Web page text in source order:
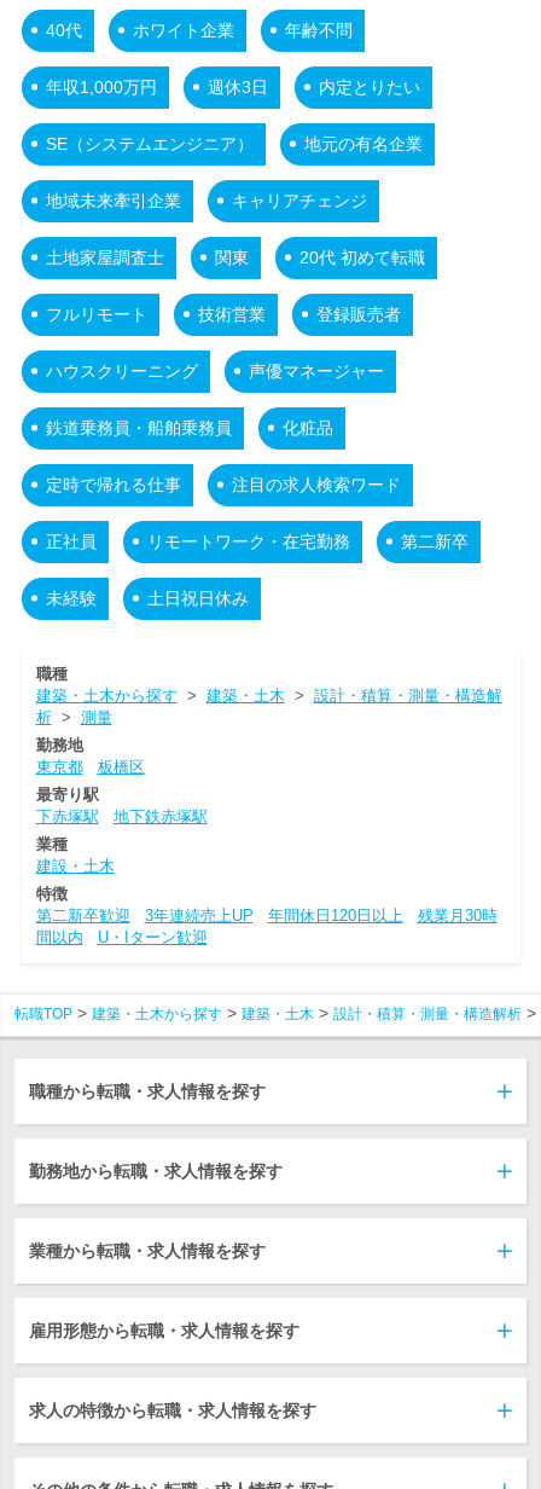
40代 ホワイト企業 年齢不問
年収1,000万円 週休3日 内定とりたい
SE（システムエンジニア） 地元の有名企業
地域未来牽引企業 キャリアチェンジ
土地家屋調査士 関東 20代 初めて転職
フルリモート 技術営業 登録販売者
ハウスクリーニング 声優マネージャー
鉄道乗務員・船舶乗務員 化粧品
定時で帰れる仕事 注目の求人検索ワード
正社員 リモートワーク・在宅勤務 第二新卒
未経験 土日祝日休み
職種
建築・土木から探す > 建築・土木 > 設計・積算・測量・構造解
析> 測量
勤務地
東京都
板橋区
最寄り駅
下赤塚駅
地下鉄赤塚駅
業種
建設・土木
特徴
第二新卒歓迎
3年連続売上UP 年間休日120日以上
残業月30時
間以内
U・Iターン歓迎
転職TOP 建築・土木から探す 建築・土木 設計・積算・測量・構造解析
職種から転職・求人情報を探す
勤務地から転職・求人情報を探す
業種から転職・求人情報を探す
雇用形態から転職・求人情報を探す
求人の特徴から転職・求人情報を探す